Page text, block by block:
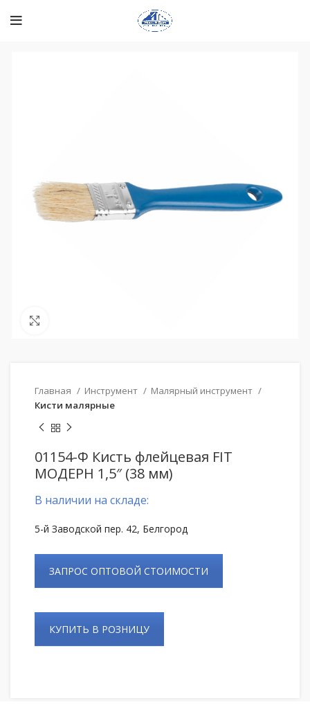
Главная Инструмент
Малярный инструмент
Кисти малярные
01154-Ф Кисть флейцевая FIT
МОДЕРН 1,5″ (38 мм)
В наличии на складе:
5-й Заводской пер. 42, Белгород
ЗАПРОС ОПТОВОЙ СТОИМОСТИ
КУПИТЬ В РОЗНИЦУ